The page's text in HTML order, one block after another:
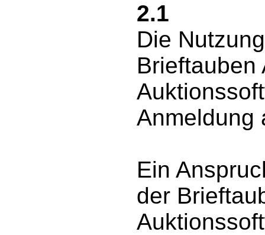
2.1
Die
Brieftauben
Anmeldung
Ein
der